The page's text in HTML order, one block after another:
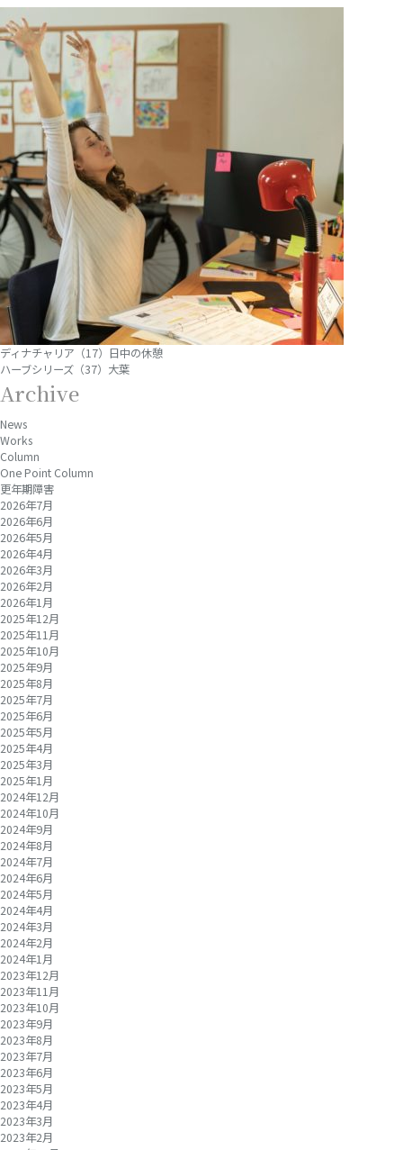
ディナチャリア（17）日中の休憩
ハーブシリーズ（37）大葉
Archive
News
Works
Column
One Point Column
更年期障害
2026年7月
2026年6月
2026年5月
2026年4月
2026年3月
2026年2月
2026年1月
2025年12月
2025年11月
2025年10月
2025年9月
2025年8月
2025年7月
2025年6月
2025年5月
2025年4月
2025年3月
2025年1月
2024年12月
2024年10月
2024年9月
2024年8月
2024年7月
2024年6月
2024年5月
2024年4月
2024年3月
2024年2月
2024年1月
2023年12月
2023年11月
2023年10月
2023年9月
2023年8月
2023年7月
2023年6月
2023年5月
2023年4月
2023年3月
2023年2月